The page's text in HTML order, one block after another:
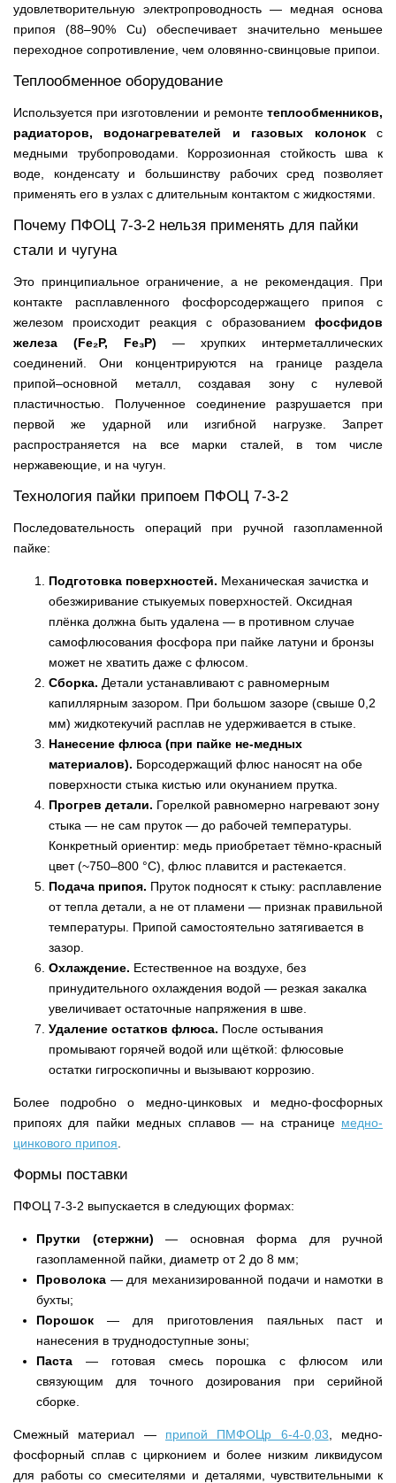
удовлетворительную электропроводность — медная основа
припоя (88–90% Cu) обеспечивает значительно меньшее
переходное сопротивление, чем оловянно-свинцовые припои.
Теплообменное оборудование
Используется при изготовлении и ремонте теплообменников,
радиаторов, водонагревателей и газовых колонокс
медными трубопроводами. Коррозионная стойкость шва к
воде, конденсату и большинству рабочих сред позволяет
применять его в узлах с длительным контактом с жидкостями.
Почему ПФОЦ 7-3-2 нельзя применять для пайки
стали и чугуна
Это принципиальное ограничение, а не рекомендация. При
контакте расплавленного фосфорсодержащего припоя с
железом происходит реакция с образованием фосфидов
железа (Fe₂P, Fe₃P) — хрупких интерметаллических
соединений. Они концентрируются на границе раздела
припой–основной металл, создавая зону с нулевой
пластичностью. Полученное соединение разрушается при
первой же ударной или изгибной нагрузке. Запрет
распространяется на все марки сталей, в том числе
нержавеющие, и на чугун.
Технология пайки припоем ПФОЦ 7-3-2
Последовательность операций при ручной газопламенной
пайке:
Подготовка поверхностей. Механическая зачистка и
обезжиривание стыкуемых поверхностей. Оксидная
плёнка должна быть удалена — в противном случае
самофлюсования фосфора при пайке латуни и бронзы
может не хватить даже с флюсом.
Сборка. Детали устанавливают с равномерным
капиллярным зазором. При большом зазоре (свыше 0,2
мм) жидкотекучий расплав не удерживается в стыке.
Нанесение флюса (при пайке не-медных
материалов). Борсодержащий флюс наносят на обе
поверхности стыка кистью или окунанием прутка.
Прогрев детали. Горелкой равномерно нагревают зону
стыка — не сам пруток — до рабочей температуры.
Конкретный ориентир: медь приобретает тёмно-красный
цвет (~750–800 °C), флюс плавится и растекается.
Подача припоя. Пруток подносят к стыку: расплавление
от тепла детали, а не от пламени — признак правильной
температуры. Припой самостоятельно затягивается в
зазор.
Охлаждение. Естественное на воздухе, без
принудительного охлаждения водой — резкая закалка
увеличивает остаточные напряжения в шве.
Удаление остатков флюса. После остывания
промывают горячей водой или щёткой: флюсовые
остатки гигроскопичны и вызывают коррозию.
Более подробно о медно-цинковых и медно-фосфорных
припоях для пайки медных сплавов — на странице медно-
цинкового припоя
Формы поставки
ПФОЦ 7-3-2 выпускается в следующих формах:
Прутки (стержни) — основная форма для ручной
газопламенной пайки, диаметр от 2 до 8 мм;
Проволока — для механизированной подачи и намотки в
бухты;
Порошок — для приготовления паяльных паст и
нанесения в труднодоступные зоны;
Паста — готовая смесь порошка с флюсом или
связующим для точного дозирования при серийной
сборке.
Смежный материал — припой ПМФОЦр 6-4-0,03 , медно-
фосфорный сплав с цирконием и более низким ликвидусом
для работы со смесителями и деталями, чувствительными к